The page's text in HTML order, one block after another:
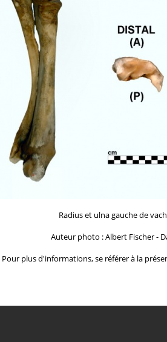
Radius et ulna gauche de
Auteur photo : Albert Fischer -
Pour plus d'informations, se référer à la